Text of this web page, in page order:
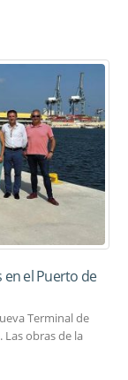
el Puerto de
Terminal de
obras de la